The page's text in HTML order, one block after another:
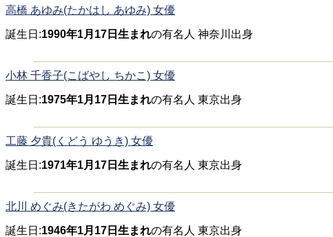
高橋 あゆみ(たかはし あゆみ) 女優
誕生日:1990年1月17日生まれの有名人 神奈川出身
小林 千香子(こばやし ちかこ) 女優
誕生日:1975年1月17日生まれの有名人 東京出身
工藤 夕貴(くどう ゆうき) 女優
誕生日:1971年1月17日生まれの有名人 東京出身
北川 めぐみ(きたがわ めぐみ) 女優
誕生日:1946年1月17日生まれの有名人 東京出身